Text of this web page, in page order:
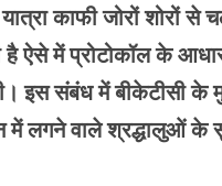
काफी जोरों शोरों
है ऐसे में प्रोटोकॉल के
इस संबंध में बीकेटीसी के
में लगने वाले श्रद्धालुओं